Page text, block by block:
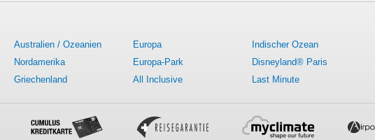
Australien / Ozeanien Europa
Indischer Ozean
Nordamerika Europa-Park
Disneyland® Paris
Griechenland All Inclusive Last Minute